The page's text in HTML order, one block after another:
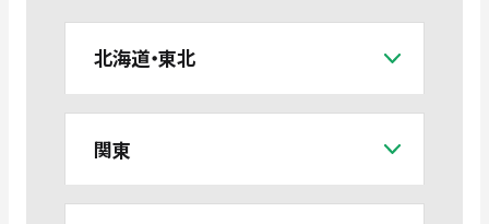
北海道・東北
関東